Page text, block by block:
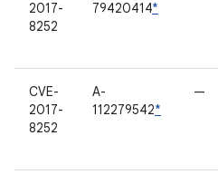
2017-
8252
79420414*
CVE-
2017-
8252
A-
112279542*
—